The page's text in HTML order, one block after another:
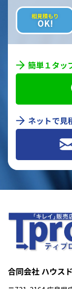
相見積もり
OK!
簡単１タッ
ネットで見
合同会社 ハウス